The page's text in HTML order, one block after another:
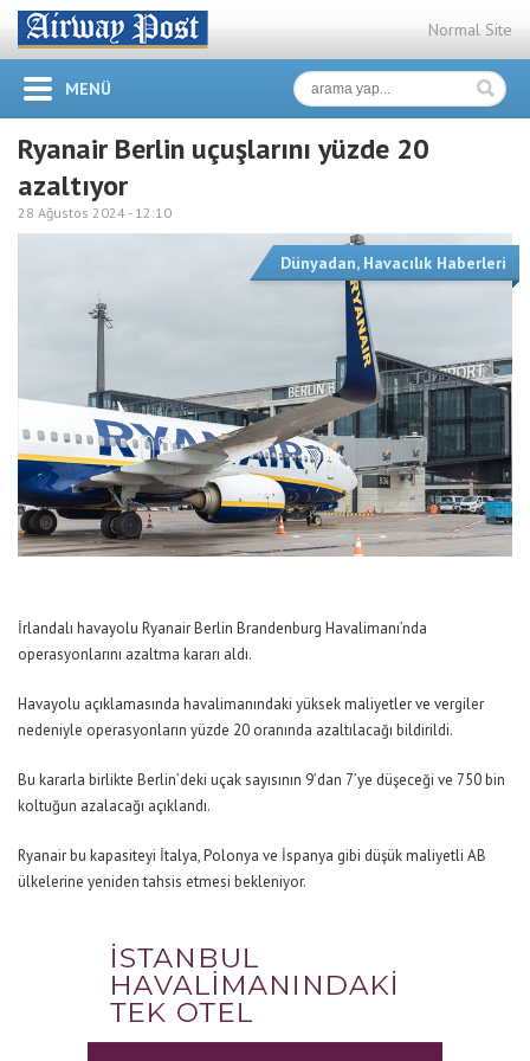
Normal Site
MENÜ
Ryanair Berlin uçuşlarını yüzde 20
azaltıyor
28 Ağustos 2024 - 12:10
Dünyadan, Havacılık Haberleri
İrlandalı havayolu Ryanair Berlin Brandenburg Havalimanı’nda
operasyonlarını azaltma kararı aldı.
Havayolu açıklamasında havalimanındaki yüksek maliyetler ve vergiler
nedeniyle operasyonların yüzde 20 oranında azaltılacağı bildirildi.
Bu kararla birlikte Berlin’deki uçak sayısının 9’dan 7’ye düşeceği ve 750 bin
koltuğun azalacağı açıklandı.
Ryanair bu kapasiteyi İtalya, Polonya ve İspanya gibi düşük maliyetli AB
ülkelerine yeniden tahsis etmesi bekleniyor.